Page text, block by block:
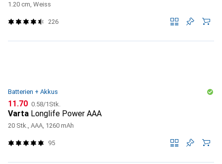
1.20 cm, Weiss
226
Batterien + Akkus
CHF
11.70 CHF
0.58/1Stk.
Varta Longlife Power AAA
20 Stk., AAA, 1260 mAh
95